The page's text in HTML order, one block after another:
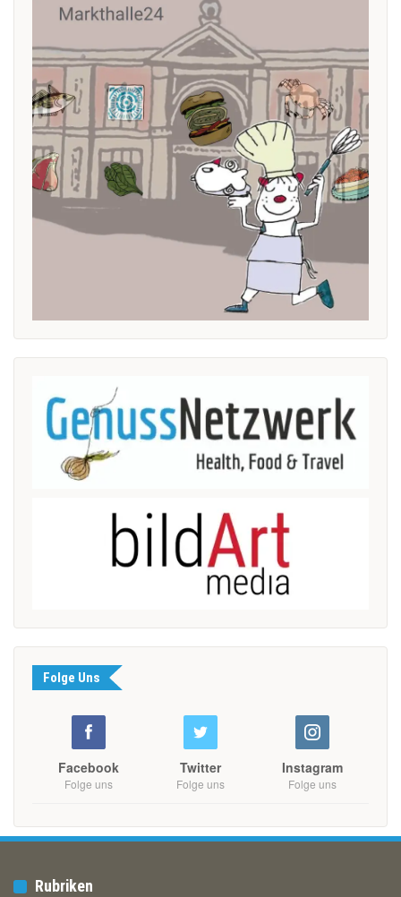
Folge Uns
Facebook
Folge uns
Twitter
Folge uns
Instagram
Folge uns
Rubriken